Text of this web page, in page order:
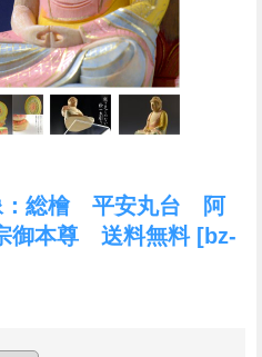
：総檜 平安丸台 阿
御本尊 送料無料 [bz-